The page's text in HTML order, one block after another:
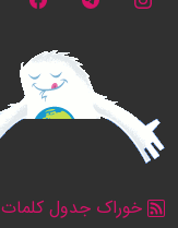
خوراک جدول کلمات